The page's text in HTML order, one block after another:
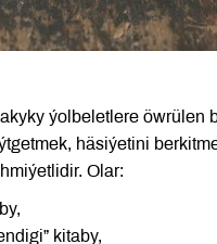
ýolbeletlere öwrülen
häsiýetini
Olar:
kitaby,